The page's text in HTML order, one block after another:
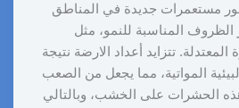
مستعمرات جديدة في المناطق
الظروف المناسبة للنمو، مثل
تتزايد أعداد الارضة نتيجة
المواتية، مما يجعل من الصعب
الحشرات على الخشب، وبالتالي